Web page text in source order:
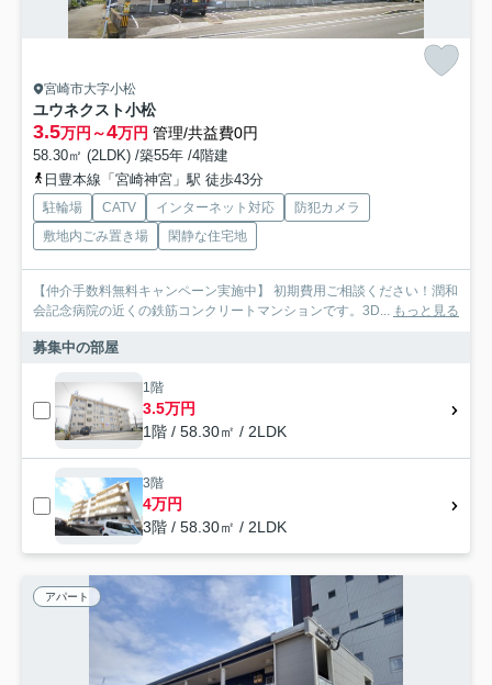
宮崎市大字小松
ユウネクスト小松
3.5万円～4万円 管理/共益費0円
58.30㎡ (2LDK) /築55年 /4階建
日豊本線「宮崎神宮」駅 徒歩43分
駐輪場 CATV インターネット対応
防犯カメラ
敷地内ごみ置き場
閑静な住宅地
【仲介手数料無料キャンペーン実施中】 初期費用ご相談ください！潤和
会記念病院の近くの鉄筋コンクリートマンションです。3D... もっと見る
募集中の部屋
1階
3.5万円
1階 / 58.30㎡ / 2LDK
3階
4万円
3階 / 58.30㎡ / 2LDK
アパート